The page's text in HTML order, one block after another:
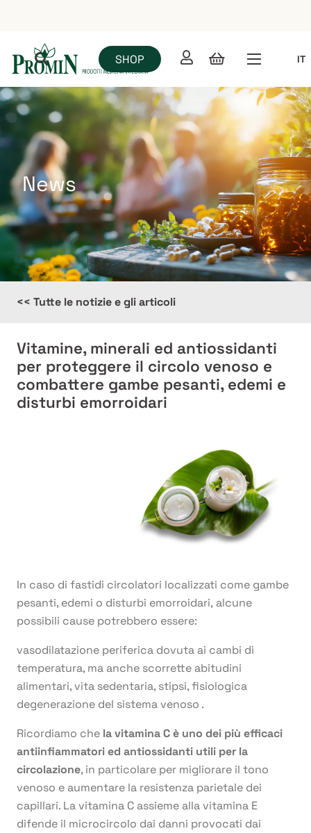
SHOP IT
News
<< Tutte le notizie e gli articoli
Vitamine, minerali ed antiossidanti
per proteggere il circolo venoso e
combattere gambe pesanti, edemi e
disturbi emorroidari
In caso di fastidi circolatori localizzati come gambe
pesanti, edemi o disturbi emorroidari, alcune
possibili cause potrebbero essere:
vasodilatazione periferica dovuta ai cambi di
temperatura, ma anche scorrette abitudini
alimentari, vita sedentaria, stipsi, fisiologica
degenerazione del sistema venoso .
Ricordiamo che la vitamina C è uno dei più efficaci
antiinfiammatori ed antiossidanti utili per la
circolazione, in particolare per migliorare il tono
venoso e aumentare la resistenza parietale dei
capillari. La vitamina C assieme alla vitamina E
difende il microcircolo dai danni provocati dai